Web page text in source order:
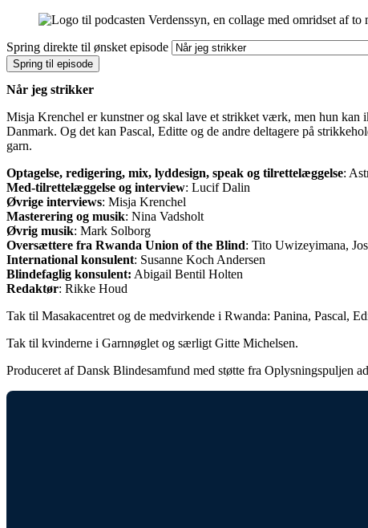
Spring direkte til ønsket episode
Spring til episode
Når jeg strikker
Misja Krenchel er kunstner og skal lave et strikket værk, men hun
Danmark. Og det kan Pascal, Editte og de andre deltagere på
garn.
Optagelse, redigering, mix, lyddesign, speak og tilrettelæggelse:
Med-tilrettelæggelse og interview: Lucif Dalin
Øvrige interviews: Misja Krenchel
Masterering og musik: Nina Vadsholt
Øvrig musik: Mark Solborg
Oversættere fra Rwanda Union of the Blind: Tito Uwizeyimana,
International konsulent: Susanne Koch Andersen
Blindefaglig konsulent: Abigail Bentil Holten
Redaktør: Rikke Houd
Tak til Masakacentret og de medvirkende i Rwanda: Panina, Pascal,
Tak til kvinderne i Garnnøglet og særligt Gitte Michelsen.
Produceret af Dansk Blindesamfund med støtte fra Oplysningspuljen